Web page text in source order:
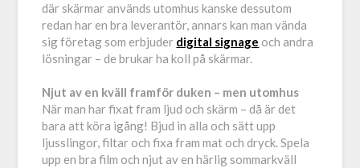
där skärmar används utomhus kanske dessutom
redan har en bra leverantör, annars kan man vända
sig företag som erbjuder digital signage och andra
lösningar – de brukar ha koll på skärmar.
Njut av en kväll framför duken – men utomhus
När man har fixat fram ljud och skärm – då är det
bara att köra igång! Bjud in alla och sätt upp
ljusslingor, filtar och fixa fram mat och dryck. Spela
upp en bra film och njut av en härlig sommarkväll